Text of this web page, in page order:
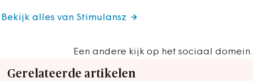
Een andere kijk op het sociaal domein.
Bekijk alles van Stimulansz
Gerelateerde artikelen